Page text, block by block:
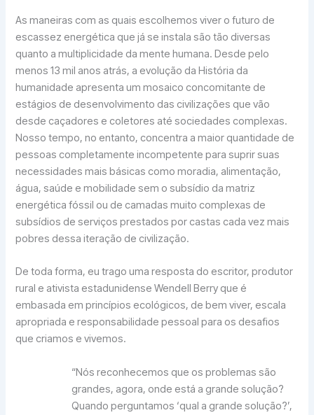
As maneiras com as quais escolhemos viver o futuro de
escassez energética que já se instala são tão diversas
quanto a multiplicidade da mente humana. Desde pelo
menos 13 mil anos atrás, a evolução da História da
humanidade apresenta um mosaico concomitante de
estágios de desenvolvimento das civilizações que vão
desde caçadores e coletores até sociedades complexas.
Nosso tempo, no entanto, concentra a maior quantidade de
pessoas completamente incompetente para suprir suas
necessidades mais básicas como moradia, alimentação,
água, saúde e mobilidade sem o subsídio da matriz
energética fóssil ou de camadas muito complexas de
subsídios de serviços prestados por castas cada vez mais
pobres dessa iteração de civilização.
De toda forma, eu trago uma resposta do escritor, produtor
rural e ativista estadunidense Wendell Berry que é
embasada em princípios ecológicos, de bem viver, escala
apropriada e responsabilidade pessoal para os desafios
que criamos e vivemos.
“Nós reconhecemos que os problemas são
grandes, agora, onde está a grande solução?
Quando perguntamos ‘qual a grande solução?’,